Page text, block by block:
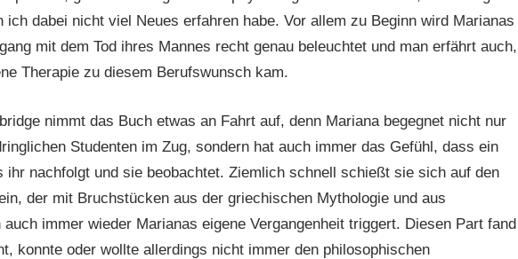
ich dabei nicht viel Neues erfahren habe. Vor allem zu Beginn wird Marianas
mit dem Tod ihres Mannes recht genau beleuchtet und man erfährt auch,
Therapie zu diesem Berufswunsch kam.
nimmt das Buch etwas an Fahrt auf, denn Mariana begegnet nicht nur
Studenten im Zug, sondern hat auch immer das Gefühl, dass ein
ihr nachfolgt und sie beobachtet. Ziemlich schnell schießt sie sich auf den
der mit Bruchstücken aus der griechischen Mythologie und aus
immer wieder Marianas eigene Vergangenheit triggert. Diesen Part fand
konnte oder wollte allerdings nicht immer den philosophischen